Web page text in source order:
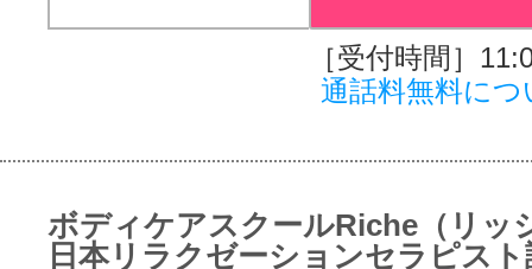
［受付時間］
通話料無料につ
ボディケアスクールRiche（リッ
日本リラクゼーションセラピス